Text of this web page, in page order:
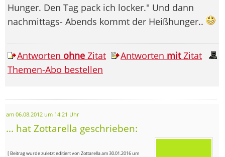
Hunger. Den Tag pack ich locker." Und dann
nachmittags- Abends kommt der Heißhunger..
Antworten ohne Zitat Antworten mitZitat
Themen-Abo bestellen
am 06.08.2012 um 14:21 Uhr
... hat Zottarella geschrieben:
[ Beitrag wurde zuletzt editiert von Zottarella am 30.01.2016 um